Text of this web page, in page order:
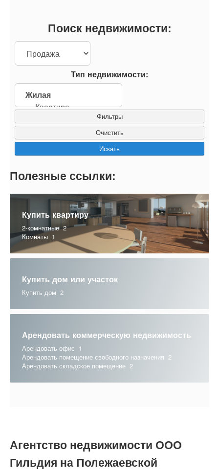
Поиск недвижимости:
Тип недвижимости:
Фильтры
Полезные ссылки:
Купить квартиру
2-комнатные 2
Комнаты 1
Купить дом или участок
Купить дом 2
Арендовать коммерческую недвижимость
Арендовать офис 1
Арендовать помещение свободного назначения 2
Арендовать складское помещение 2
Агентство недвижимости ООО
Гильдия на Полежаевской